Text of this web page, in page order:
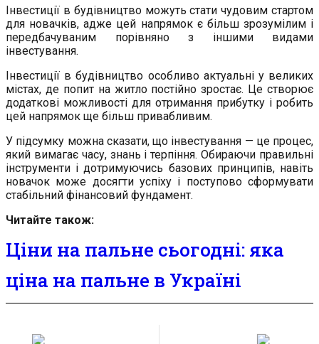
Інвестиції в будівництво можуть стати чудовим стартом
для новачків, адже цей напрямок є більш зрозумілим і
передбачуваним порівняно з іншими видами
інвестування.
Інвестиції в будівництво особливо актуальні у великих
містах, де попит на житло постійно зростає. Це створює
додаткові можливості для отримання прибутку і робить
цей напрямок ще більш привабливим.
У підсумку можна сказати, що інвестування — це процес,
який вимагає часу, знань і терпіння. Обираючи правильні
інструменти і дотримуючись базових принципів, навіть
новачок може досягти успіху і поступово сформувати
стабільний фінансовий фундамент.
Читайте також:
Ціни на пальне сьогодні: яка
ціна на пальне в Україні